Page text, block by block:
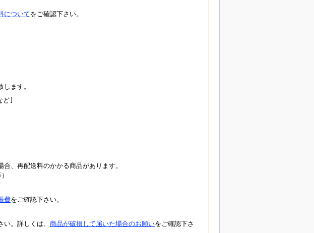
についてをご確認下さい。
ます。
]
、再配送料のかかる商品があります。
費をご確認下さい。
。詳しくは、 商品が破損して届いた場合のお願いをご確認下さ